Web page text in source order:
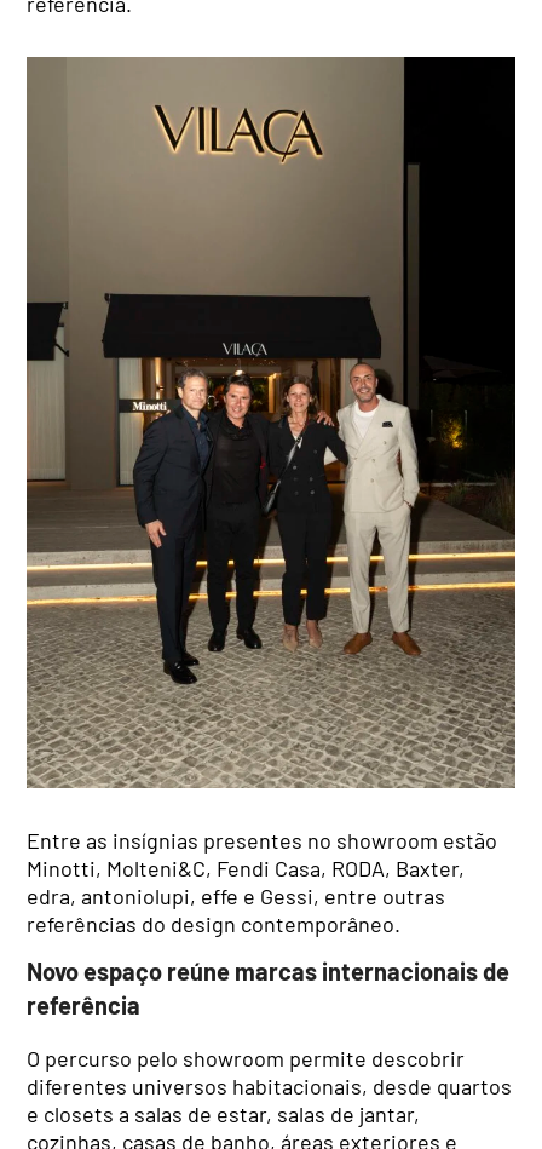
Entre as insígnias presentes no showroom estão
Minotti, Molteni&C, Fendi Casa, RODA, Baxter,
edra, antoniolupi, effe e Gessi, entre outras
referências do design contemporâneo.
Novo espaço reúne marcas internacionais de
referência
O percurso pelo showroom permite descobrir
diferentes universos habitacionais, desde quartos
e closets a salas de estar, salas de jantar,
cozinhas, casas de banho, áreas exteriores e